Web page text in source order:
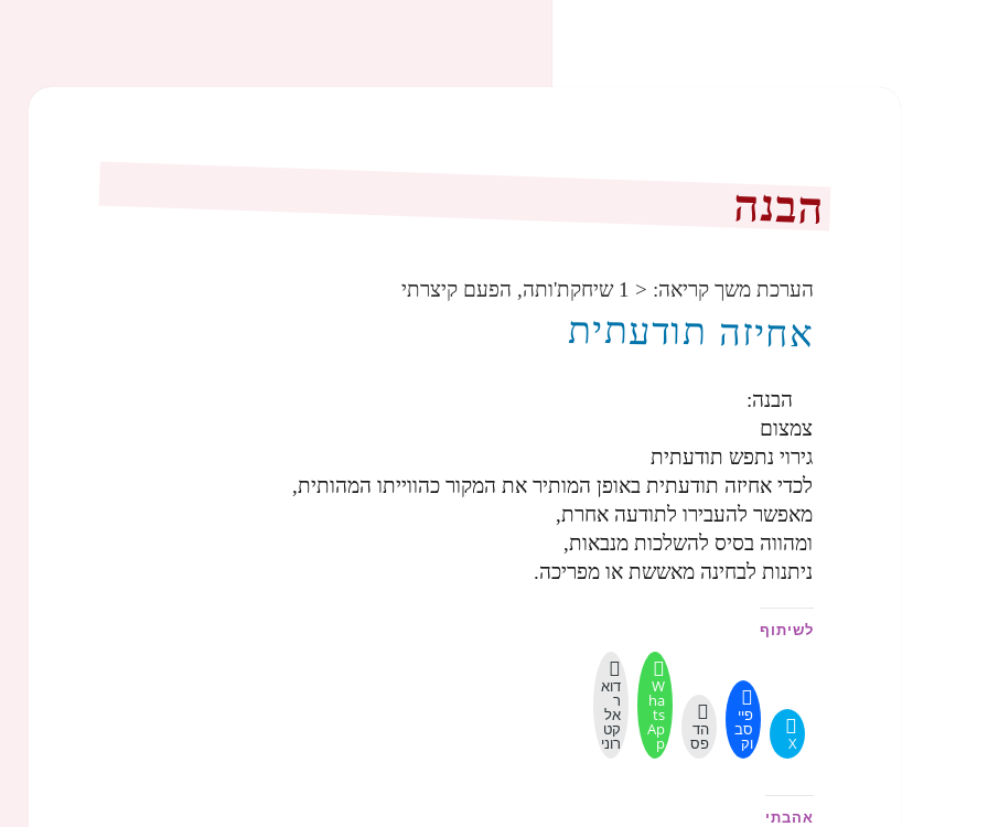
הבנה
הערכת משך קריאה: < 1 שיחקת'ותה, הפעם קיצרתי
אחיזה תודעתית
הבנה:
צמצום
גירוי נתפש תודעתית
לכדי אחיזה תודעתית באופן המותיר את המקור כהווייתו המהותית,
מאפשר להעבירו לתודעה אחרת,
ומהווה בסיס להשלכות מנבאות,
ניתנות לבחינה מאששת או מפריכה.
לשיתוף
X
פיי
סב
וק
הד
פס
W
ha
ts
Ap
p
דוא
ר
אל
קט
רוני
אהבתי